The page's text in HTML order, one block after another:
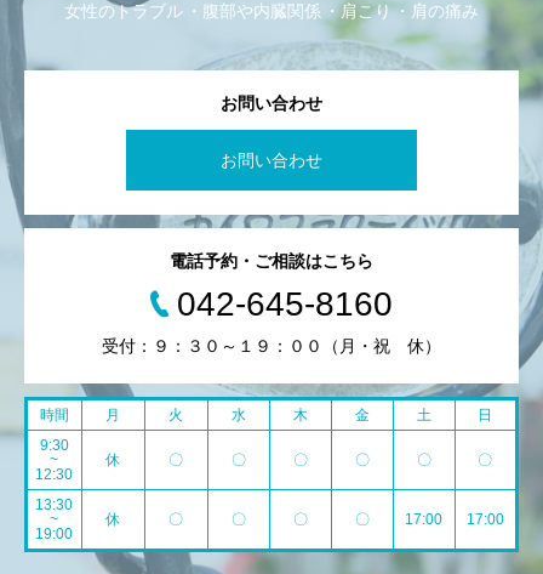
女性のトラブル
腹部や内臓関係 肩こり 肩の痛み
お問い合わせ
お問い合わせ
電話予約・ご相談はこちら
042-645-8160
受付：９：３０～１９：００（月・祝 休）
時間 月 火 水 木 金 土
日
9:30
~
12:30
休 〇 〇 〇 〇 〇 〇
13:30
~
19:00
休 〇 〇 〇 〇 17:00 17:00